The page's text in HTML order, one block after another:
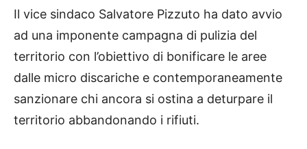
Il vice sindaco Salvatore Pizzuto ha dato avvio
ad una imponente campagna di pulizia del
territorio con l’obiettivo di bonificare le aree
dalle micro discariche e contemporaneamente
sanzionare chi ancora si ostina a deturpare il
territorio abbandonando i rifiuti.